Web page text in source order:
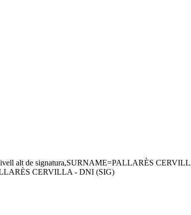
alt de signatura,SURNAME=PALLARÈS
CERVILLA - DNI (SIG)